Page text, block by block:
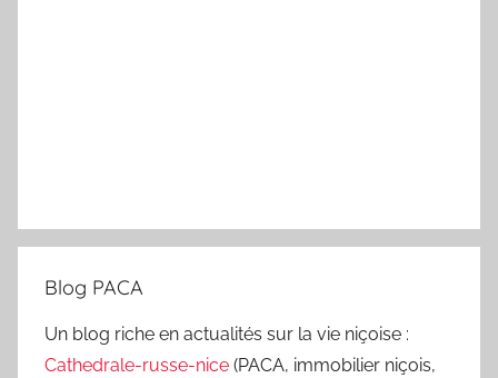
Blog PACA
Un blog riche en actualités sur la vie niçoise :
Cathedrale-russe-nice (PACA, immobilier niçois,